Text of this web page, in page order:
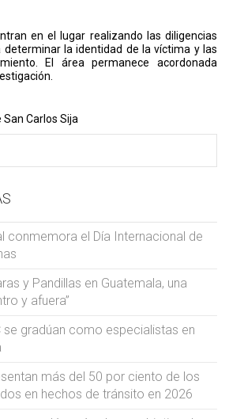
en el lugar realizando las diligencias
determinar la identidad de la víctima y las
El área permanece acordonada
Carlos Sija
conmemora el Día Internacional de
y Pandillas en Guatemala, una
y afuera”
se gradúan como especialistas en
más del 50 por ciento de los
en hechos de tránsito en 2026